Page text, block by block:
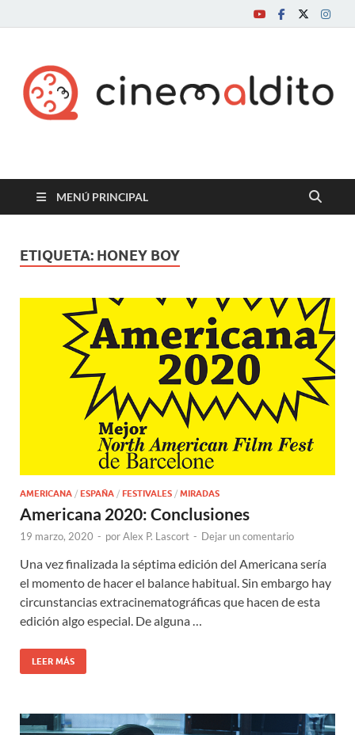
Cine maldito
MENÚ PRINCIPAL
ETIQUETA: HONEY BOY
AMERICANA / ESPAÑA / FESTIVALES / MIRADAS
Americana 2020: Conclusiones
19 marzo, 2020 - porAlex P. Lascort - Dejar un comentario
Una vez finalizada la séptima edición del Americana sería
el momento de hacer el balance habitual. Sin embargo hay
circunstancias extracinematográficas que hacen de esta
edición algo especial. De alguna …
LEER MÁS